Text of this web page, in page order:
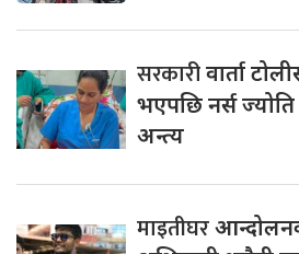
सरकारीवार्ता
भएपछि नर्स
अन्त्य
माइतीघर